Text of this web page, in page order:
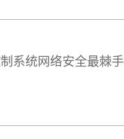
系统网络安全最棘手